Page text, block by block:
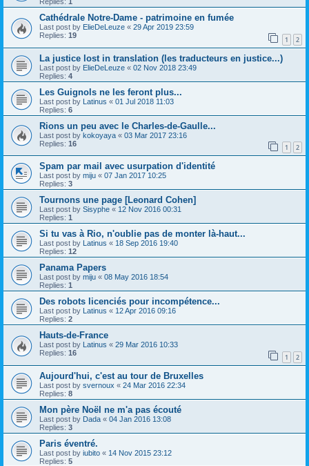
Cathédrale Notre-Dame - patrimoine en fumée
Last post by ElieDeLeuze « 29 Apr 2019 23:59
Replies: 19 1 2
La justice lost in translation (les traducteurs en justice...)
Last post by ElieDeLeuze « 02 Nov 2018 23:49
Replies: 4
Les Guignols ne les feront plus...
Last post by Latinus « 01 Jul 2018 11:03
Replies: 6
Rions un peu avec le Charles-de-Gaulle...
Last post by kokoyaya « 03 Mar 2017 23:16
Replies: 16 1 2
Spam par mail avec usurpation d'identité
Last post by miju « 07 Jan 2017 10:25
Replies: 3
Tournons une page [Leonard Cohen]
Last post by Sisyphe « 12 Nov 2016 00:31
Replies: 1
Si tu vas à Rio, n'oublie pas de monter là-haut...
Last post by Latinus « 18 Sep 2016 19:40
Replies: 12
Panama Papers
Last post by miju « 08 May 2016 18:54
Replies: 1
Des robots licenciés pour incompétence...
Last post by Latinus « 12 Apr 2016 09:16
Replies: 2
Hauts-de-France
Last post by Latinus « 29 Mar 2016 10:33
Replies: 16 1 2
Aujourd'hui, c'est au tour de Bruxelles
Last post by svernoux « 24 Mar 2016 22:34
Replies: 8
Mon père Noël ne m'a pas écouté
Last post by Dada « 04 Jan 2016 13:08
Replies: 3
Paris éventré.
Last post by iubito « 14 Nov 2015 23:12
Replies: 5